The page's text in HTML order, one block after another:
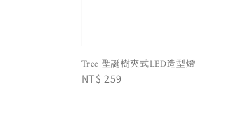
Tree 聖誕樹夾式LED造型燈
Regular
NT$ 259